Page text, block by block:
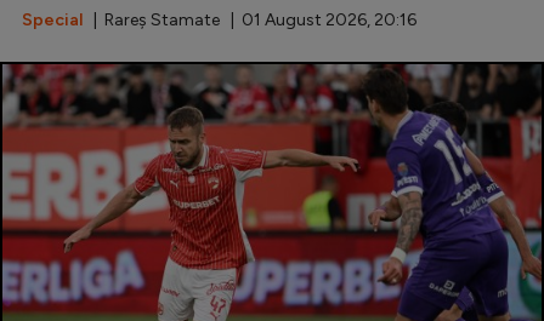
Special | Rareș Stamate | 01 August 2026, 20:16